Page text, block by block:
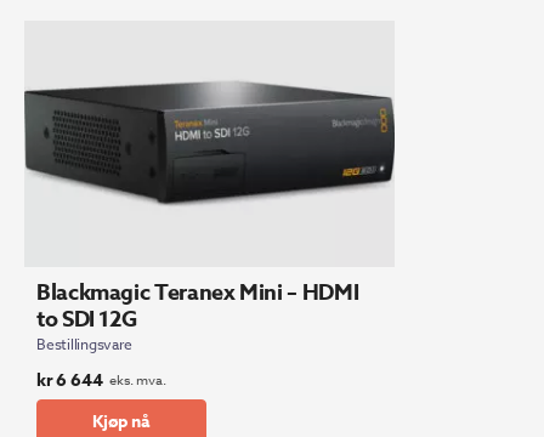
Blackmagic Teranex Mini – HDMI
to SDI 12G
Bestillingsvare
kr6 644 eks. mva.
Kjøp nå